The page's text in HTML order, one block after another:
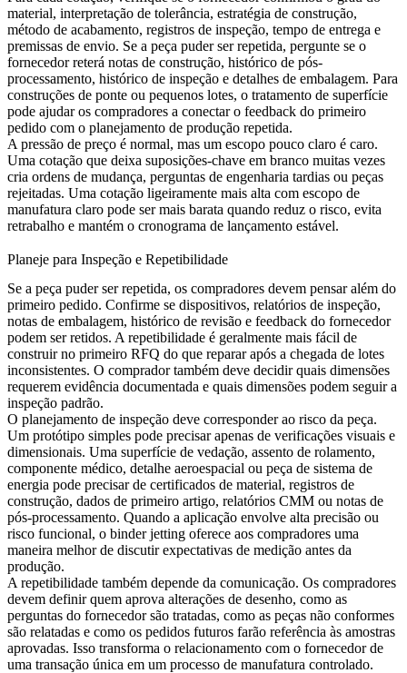
material, interpretação de tolerância, estratégia de construção,
método de acabamento, registros de inspeção, tempo de entrega e
premissas de envio. Se a peça puder ser repetida, pergunte se o
fornecedor reterá notas de construção, histórico de pós-
processamento, histórico de inspeção e detalhes de embalagem. Para
construções de ponte ou pequenos lotes, o tratamento de superfície
pode ajudar os compradores a conectar o feedback do primeiro
pedido com o planejamento de produção repetida.
A pressão de preço é normal, mas um escopo pouco claro é caro.
Uma cotação que deixa suposições-chave em branco muitas vezes
cria ordens de mudança, perguntas de engenharia tardias ou peças
rejeitadas. Uma cotação ligeiramente mais alta com escopo de
manufatura claro pode ser mais barata quando reduz o risco, evita
retrabalho e mantém o cronograma de lançamento estável.
Planeje para Inspeção e Repetibilidade
Se a peça puder ser repetida, os compradores devem pensar além do
primeiro pedido. Confirme se dispositivos, relatórios de inspeção,
notas de embalagem, histórico de revisão e feedback do fornecedor
podem ser retidos. A repetibilidade é geralmente mais fácil de
construir no primeiro RFQ do que reparar após a chegada de lotes
inconsistentes. O comprador também deve decidir quais dimensões
requerem evidência documentada e quais dimensões podem seguir a
inspeção padrão.
O planejamento de inspeção deve corresponder ao risco da peça.
Um protótipo simples pode precisar apenas de verificações visuais e
dimensionais. Uma superfície de vedação, assento de rolamento,
componente médico, detalhe aeroespacial ou peça de sistema de
energia pode precisar de certificados de material, registros de
construção, dados de primeiro artigo, relatórios CMM ou notas de
pós-processamento. Quando a aplicação envolve alta precisão ou
risco funcional, o binder jetting oferece aos compradores uma
maneira melhor de discutir expectativas de medição antes da
produção.
A repetibilidade também depende da comunicação. Os compradores
devem definir quem aprova alterações de desenho, como as
perguntas do fornecedor são tratadas, como as peças não conformes
são relatadas e como os pedidos futuros farão referência às amostras
aprovadas. Isso transforma o relacionamento com o fornecedor de
uma transação única em um processo de manufatura controlado.